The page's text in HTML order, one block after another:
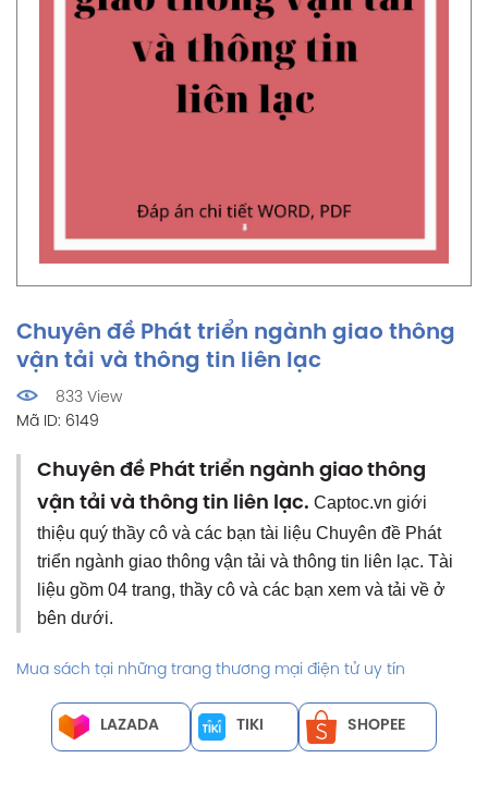
Chuyên đề Phát triển ngành giao thông
vận tải và thông tin liên lạc
833 View
Mã ID: 6149
Chuyên đề Phát triển ngành giao thông
vận tải và thông tin liên lạc. Captoc.vn giới
thiệu quý thầy cô và các bạn tài liệu Chuyên đề Phát
triển ngành giao thông vận tải và thông tin liên lạc. Tài
liệu gồm 04 trang, thầy cô và các bạn xem và tải về ở
bên dưới.
Mua sách tại những trang thương mại điện tử uy tín
LAZADA TIKI SHOPEE